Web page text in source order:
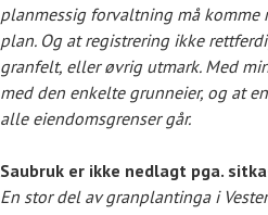
planmessig forvaltning må
plan. Og at registrering ikke
granfelt, eller øvrig utmark. Med
med den enkelte grunneier, og at
alle eiendomsgrenser går.
Saubruk er ikke nedlagt pga.
En stor del av granplantinga i